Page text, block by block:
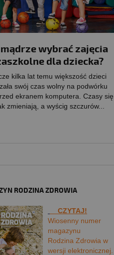
mądrze wybrać zajęcia
dla dziecka?
kilka lat temu większość dzieci
swój czas wolny na podwórku
ekranem komputera. Czasy się
zmieniają, a wyścig szczurów...
RODZINA ZDROWIA
CZYTAJ!
Wiosenny numer
magazynu
Rodzina Zdrowia w
wersji elektronicznej.